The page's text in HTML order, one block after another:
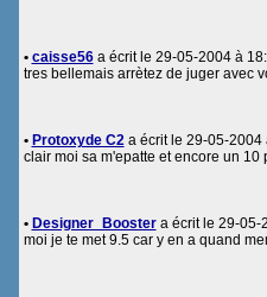
• caisse56a écrit le 29-05-2004 à
tres bellemais arrètez de juger avec
• Protoxyde C2a écrit le 29-05-2004
clair moi sa m'epatte et encore un
• Designer_Boostera écrit le 29-05-
moi je te met 9.5 car y en a quand